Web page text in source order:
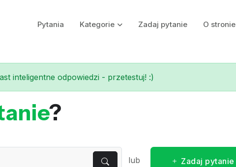
Pytania Kategorie Zadaj pytanie O stronie
inteligentne odpowiedzi - przetestuj! :)
?
lub Zadaj pytanie